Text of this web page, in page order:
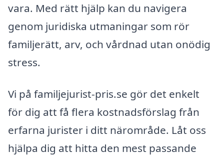
vara. Med rätt hjälp kan du navigera
genom juridiska utmaningar som rör
familjerätt, arv, och vårdnad utan onödig
stress.
Vi på familjejurist-pris.se gör det enkelt
för dig att få flera kostnadsförslag från
erfarna jurister i ditt närområde. Låt oss
hjälpa dig att hitta den mest passande